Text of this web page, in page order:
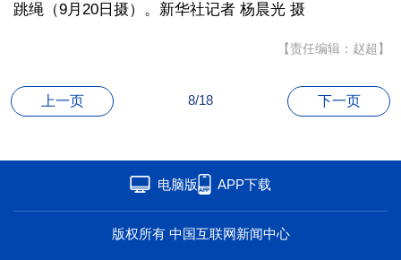
跳绳（9月20日摄）。新华社记者 杨晨光 摄
【责任编辑：赵超】
上一页 8/18 下一页
电脑版 APP下载
版权所有 中国互联网新闻中心